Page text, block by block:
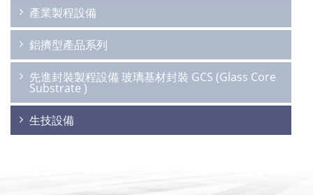
產業製程設備
鋁擠型產品系列
先進封裝製程設備 玻璃基材封裝 GCS (Glass Core
Substrate )
生技設備